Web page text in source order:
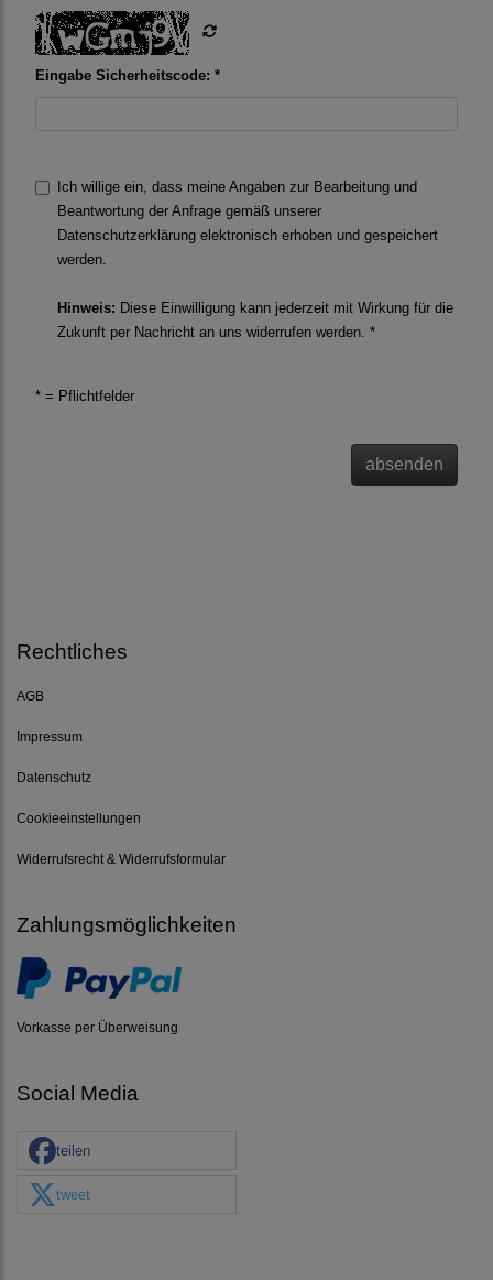
Eingabe Sicherheitscode: *
Ich willige ein, dass meine Angaben zur Bearbeitung und
Beantwortung der Anfrage gemäß unserer
Datenschutzerklärung elektronisch erhoben und gespeichert
werden.
Hinweis: Diese Einwilligung kann jederzeit mit Wirkung für die
Zukunft per Nachricht an uns widerrufen werden. *
* = Pflichtfelder
absenden
Rechtliches
AGB
Impressum
Datenschutz
Cookieeinstellungen
Widerrufsrecht & Widerrufsformular
Zahlungsmöglichkeiten
Vorkasse per Überweisung
Social Media
teilen
tweet